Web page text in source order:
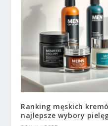
Ranking męskich
najlepsze wybory